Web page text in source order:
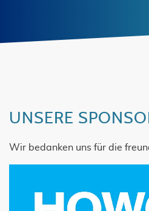
UNSERE
Wir bedanken uns für die